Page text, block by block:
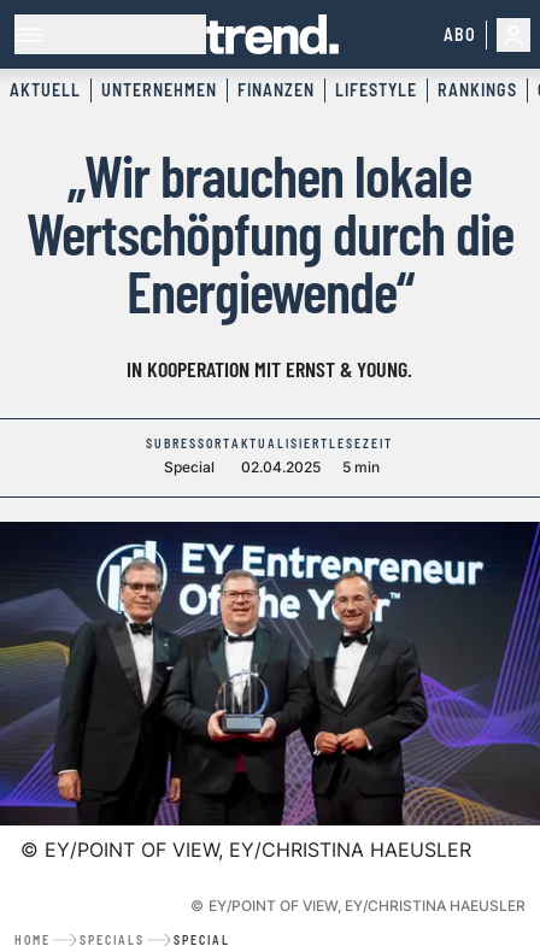
ABO
AKTUELL UNTERNEHMEN FINANZEN LIFESTYLE RANKINGS
„Wir brauchen lokale
Wertschöpfung durch die
Energiewende“
IN KOOPERATION MIT ERNST & YOUNG.
SUBRESSORT
Special
AKTUALISIERT
02.04.2025
LESEZEIT
5 min
© EY/POINT OF VIEW, EY/CHRISTINA HAEUSLER
© EY/POINT OF VIEW, EY/CHRISTINA HAEUSLER
HOME SPECIALS SPECIAL